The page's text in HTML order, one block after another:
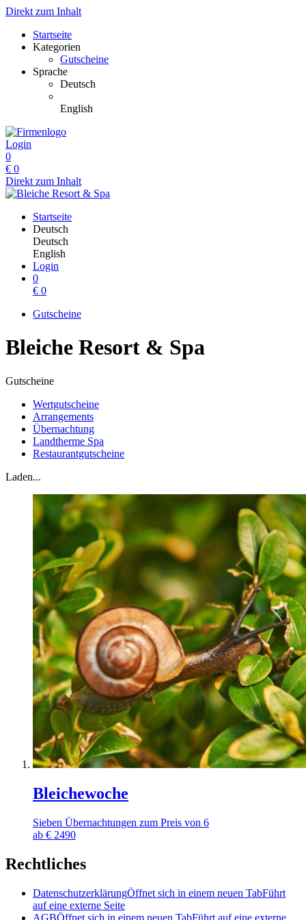
Direkt zum Inhalt
Startseite
Kategorien
Gutscheine
Sprache
Deutsch
English
Login
0
€ 0
Direkt zum Inhalt
Startseite
Deutsch
Deutsch
English
Login
0
€ 0
Gutscheine
Bleiche Resort & Spa
Gutscheine
Wertgutscheine
Arrangements
Übernachtung
Landtherme Spa
Restaurantgutscheine
Laden...
Bleichewoche
Sieben Übernachtungen zum Preis von 6
ab € 2490
Rechtliches
DatenschutzerklärungÖffnet sich in einem neuen TabFührt
auf eine externe Seite
AGBÖffnet sich in einem neuen TabFührt auf eine externe